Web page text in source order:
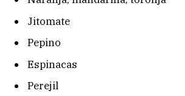
Jitomate
Pepino
Espinacas
Perejil